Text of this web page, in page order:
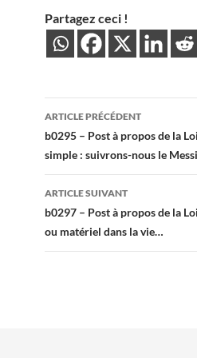
Partagez ceci !
Navigation
des
articles
ARTICLE PRÉCÉDENT
b0295 – Post à propos de la
simple : suivrons-nous le
ARTICLE SUIVANT
b0297 – Post à propos de la
ou matériel dans la vie…